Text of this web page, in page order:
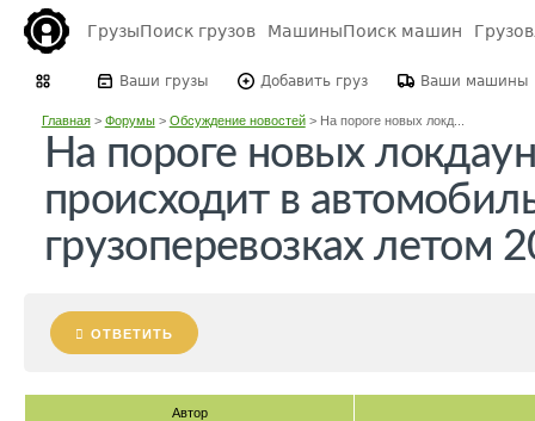
ГрузыПоиск грузов МашиныПоиск машин
Ваши грузы Добавить груз Ваши машины
Главная> Форумы> Обсуждение новостей> На пороге новых локд...
На пороге новых
происходит в
грузоперевозках летом
ОТВЕТИТЬ
Автор